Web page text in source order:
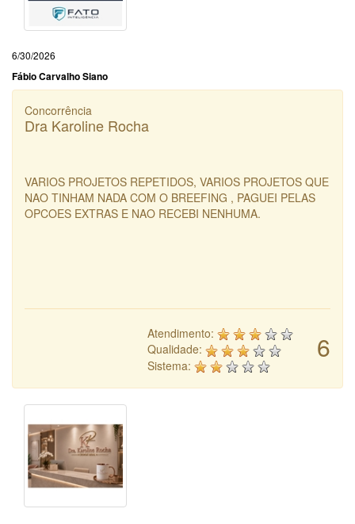
6/30/2026
Fábio Carvalho Siano
Concorrência
Dra Karoline Rocha
VARIOS PROJETOS REPETIDOS, VARIOS PROJETOS QUE
NAO TINHAM NADA COM O BREEFING , PAGUEI PELAS
OPCOES EXTRAS E NAO RECEBI NENHUMA.
6
Atendimento:
Qualidade:
Sistema: